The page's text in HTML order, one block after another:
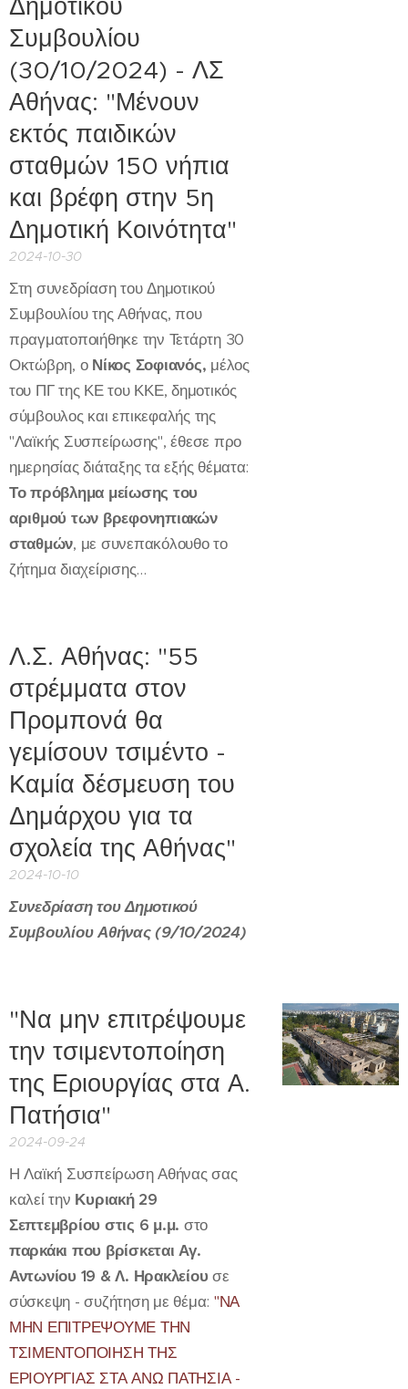
Συμβουλίου
(30/10/2024) - ΛΣ
Αθήνας: "Μένουν
εκτός παιδικών
σταθμών 150 νήπια
και βρέφη στην 5η
Δημοτική Κοινότητα"
2024-10-30
Στη συνεδρίαση του Δημοτικού
Συμβουλίου της Αθήνας, που
πραγματοποιήθηκε την Τετάρτη 30
Οκτώβρη, ο Νίκος Σοφιανός, μέλος
του ΠΓ της ΚΕ του ΚΚΕ, δημοτικός
σύμβουλος και επικεφαλής της
"Λαϊκής Συσπείρωσης", έθεσε προ
ημερησίας διάταξης τα εξής θέματα:
Το πρόβλημα μείωσης του
αριθμού των βρεφονηπιακών
σταθμών, με συνεπακόλουθο το
ζήτημα διαχείρισης...
Λ.Σ. Αθήνας: "55
στρέμματα στον
Προμπονά θα
γεμίσουν τσιμέντο -
Καμία δέσμευση του
Δημάρχου για τα
σχολεία της Αθήνας"
2024-10-10
Συνεδρίαση του Δημοτικού
Συμβουλίου Αθήνας (9/10/2024)
"Να μην επιτρέψουμε
την τσιμεντοποίηση
της Εριουργίας στα Α.
Πατήσια"
2024-09-24
Η Λαϊκή Συσπείρωση Αθήνας σας
καλεί την Κυριακή 29
Σεπτεμβρίου στις 6 μ.μ. στο
παρκάκι που βρίσκεται Αγ.
Αντωνίου 19 & Λ. Ηρακλείουσε
σύσκεψη - συζήτηση με θέμα: "ΝΑ
ΜΗΝ ΕΠΙΤΡΕΨΟΥΜΕ ΤΗΝ
ΤΣΙΜΕΝΤΟΠΟΙΗΣΗ ΤΗΣ
ΕΡΙΟΥΡΓΙΑΣ ΣΤΑ ΑΝΩ ΠΑΤΗΣΙΑ -